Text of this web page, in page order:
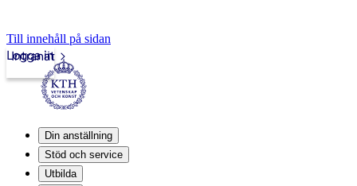
Till innehåll på sidan
Intranät
Logga in
Din anställning
Stöd och service
Utbilda